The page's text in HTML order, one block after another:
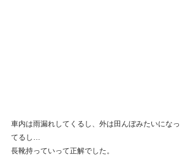
車内は雨漏れしてくるし、外は田んぼみたいになっ
てるし…
長靴持っていって正解でした。